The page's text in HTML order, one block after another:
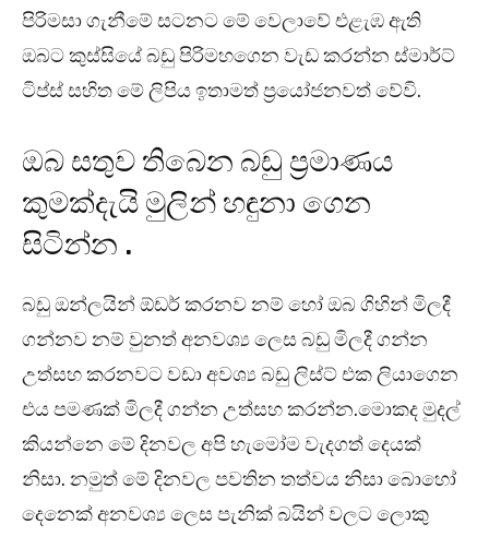
පිරිමසා ගැනීමේ සටනට මේ වෙලාවේ එළැඹ ඇති
ඔබට කුස්සියේ බඩු පිරිමහගෙන වැඩ කරන්න ස්මාර්ට්
ටිප්ස් සහිත මේ ලිපිය ඉතාමත් ප්‍රයෝජනවත් වේවි.
ඔබ සතුව තිබෙන බඩු ප්‍රමාණය
කුමක්දැයි මුලින් හඳුනා ගෙන
සිටින්න .
බඩු ඔන්ලයින් ඕඩර් කරනව නම් හෝ ඔබ ගිහින් මිලදී
ගන්නව නම් වුනත් අනවශ්‍ය ලෙස බඩු මිලදී ගන්න
උත්සහ කරනවට වඩා අවශ්‍ය බඩු ලිස්ට් එක ලියාගෙන
එය පමණක් මිලදී ගන්න උත්සහ කරන්න.මොකද මුදල්
කියන්නෙ මේ දිනවල අපි හැමෝම වැදගත් දෙයක්
නිසා. නමුත් මේ දිනවල පවතින තත්වය නිසා බොහෝ
දෙනෙක් අනවශ්‍ය ලෙස පැනික් බයින් වලට ලොකු